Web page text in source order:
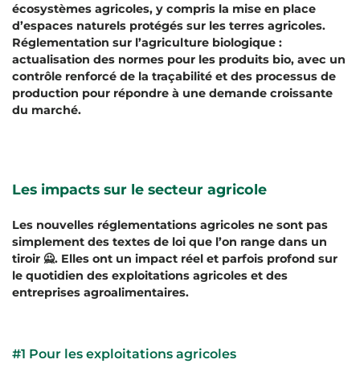
écosystèmes agricoles, y compris la mise en place
d’espaces naturels protégés sur les terres agricoles.
Réglementation sur l’agriculture biologique :
actualisation des normes pour les produits bio, avec un
contrôle renforcé de la traçabilité et des processus de
production pour répondre à une demande croissante
du marché.
Les impacts sur le secteur agricole
Les nouvelles réglementations agricoles ne sont pas
simplement des textes de loi que l’on range dans un
tiroir 🙅. Elles ont un impact réel et parfois profond sur
le quotidien des exploitations agricoles et des
entreprises agroalimentaires.
#1 Pour les exploitations agricoles